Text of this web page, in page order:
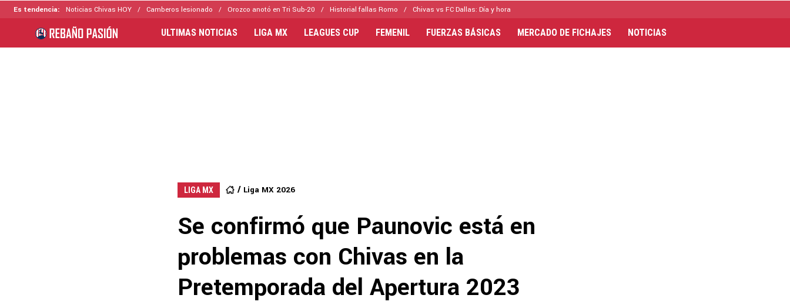
Es tendencia: Noticias Chivas HOY Camberos lesionado Orozco anotó en Tri Sub-20 Historial fallas Romo Chivas vs FC Dallas: Día y hora
ULTIMAS NOTICIAS LIGA MX LEAGUES CUP FEMENIL FUERZAS BÁSICAS MERCADO DE FICHAJES NOTICIAS
LIGA MX Liga MX 2026
Se confirmó que Paunovic está en
problemas con Chivas en la
Pretemporada del Apertura 2023